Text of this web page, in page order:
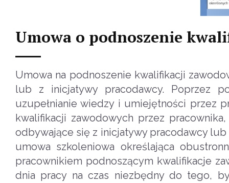
Umowa o podnoszenie
Umowa na podnoszenie kwalifikacji
lub z inicjatywy pracodawcy. Poprzez
uzupełnianie wiedzy i umiejętności przez
kwalifikacji zawodowych przez
odbywające się z inicjatywy pracodawcy
umowa szkoleniowa określająca
pracownikiem podnoszącym kwalifikacje
dnia pracy na czas niezbędny do tego,